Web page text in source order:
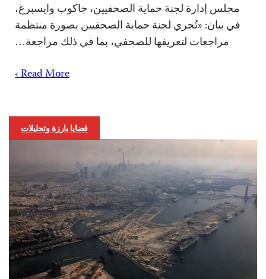
مجلس إدارة لجنة حماية الصحفيين، جاكوب وايسبرغ،
في بيان: «تُجري لجنة حماية الصحفيين بصورة منتظمة
مراجعات لتعريفها للصحفي، بما في ذلك مراجعة…
Read More ›
قضايا بارزة وتحليلات